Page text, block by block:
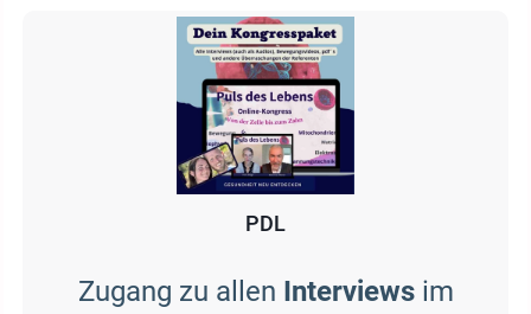
PDL
Zugang zu allen Interviewsim